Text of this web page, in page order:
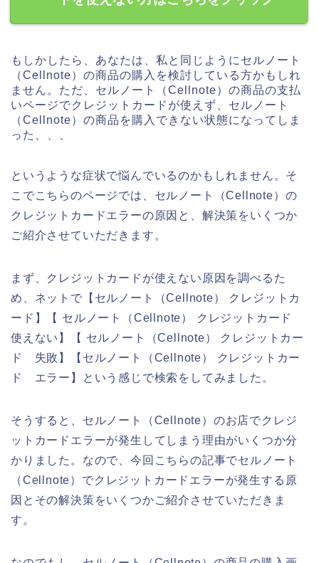
もしかしたら、あなたは、私と同じようにセルノート
（Cellnote）の商品の購入を検討している方かもしれ
ません。ただ、セルノート（Cellnote）の商品の支払
いページでクレジットカードが使えず、セルノート
（Cellnote）の商品を購入できない状態になってしま
った、、、
というような症状で悩んでいるのかもしれません。そ
こでこちらのページでは、セルノート（Cellnote）の
クレジットカードエラーの原因と、解決策をいくつか
ご紹介させていただきます。
まず、クレジットカードが使えない原因を調べるた
め、ネットで【セルノート（Cellnote） クレジットカ
ード】【 セルノート（Cellnote） クレジットカード
使えない】【 セルノート（Cellnote） クレジットカー
ド 失敗】【セルノート（Cellnote） クレジットカー
ド エラー】という感じで検索をしてみました。
そうすると、セルノート（Cellnote）のお店でクレジ
ットカードエラーが発生してしまう理由がいくつか分
かりました。なので、今回こちらの記事でセルノート
（Cellnote）でクレジットカードエラーが発生する原
因とその解決策をいくつかご紹介させていただきま
す。